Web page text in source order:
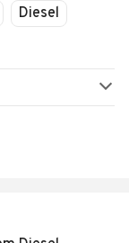
Diesel